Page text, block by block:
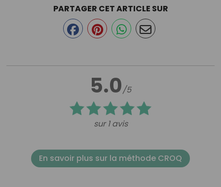
5.0/5
sur 1 avis
PARTAGER CET ARTICLE SUR
En savoir plus sur la méthode CROQ